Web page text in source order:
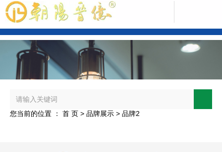
中文版
ENGLISH
您当前的位置 ： 首 页 > 品牌展示 > 品牌2